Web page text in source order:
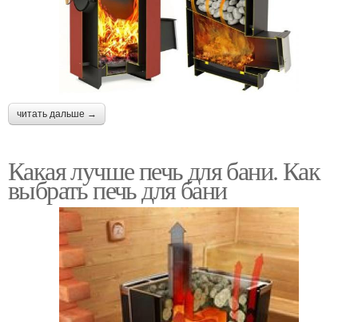
читать дальше →
Какая лучше печь для бани. Как
выбрать печь для бани